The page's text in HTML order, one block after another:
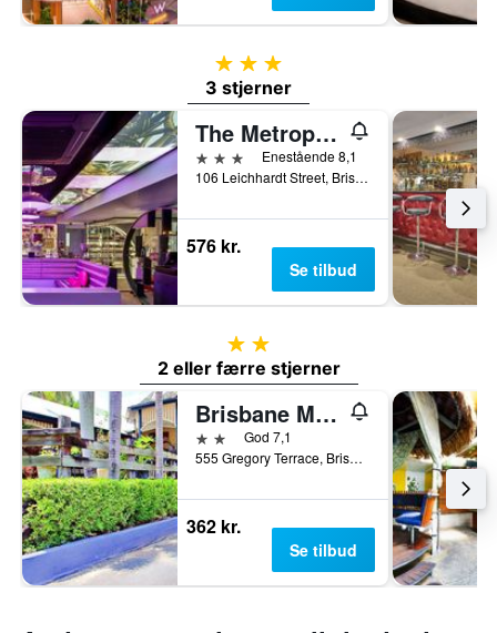
3 stjerner
3 stjerner
The Metropolitan Spring Hill
3 stjernerEnestående 8,1
106 Leichhardt Street, Brisbane, QLD, Australien
576 kr.
Se tilbud
2 stjerner
2 eller færre stjerner
Brisbane Manor Hotel
2 stjernerGod 7,1
555 Gregory Terrace, Brisbane, QLD, Australien
362 kr.
Se tilbud